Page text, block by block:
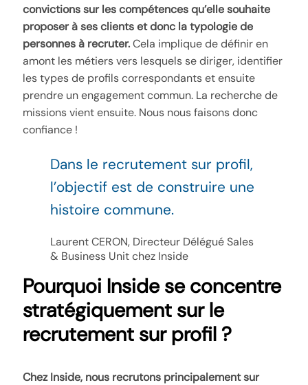
convictions sur les compétences qu’elle souhaite
proposer à ses clients et donc la typologie de
personnes à recruter.Cela implique de définir en
amont les métiers vers lesquels se diriger, identifier
les types de profils correspondants et ensuite
prendre un engagement commun. La recherche de
missions vient ensuite. Nous nous faisons donc
confiance !
Dans le recrutement sur profil,
l’objectif est de construire une
histoire commune.
Laurent CERON, Directeur Délégué Sales
& Business Unit chez Inside
Pourquoi Inside se concentre
stratégiquement sur le
recrutement sur profil ?
Chez Inside, nous recrutons principalement sur